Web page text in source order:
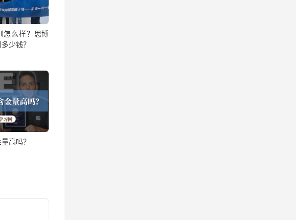
怎么样？思博
少钱？
高吗？